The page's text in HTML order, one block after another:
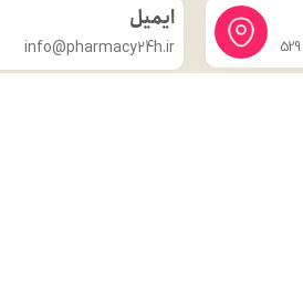
ایمیل
info@pharmacy24h.ir